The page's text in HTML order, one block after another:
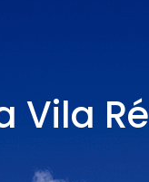
Vila Ré